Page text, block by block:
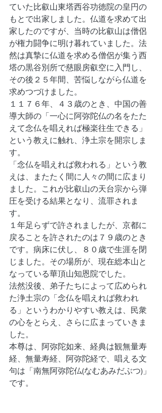
ていた比叡山東塔西谷功徳院の皇円の
もとで出家しました。仏道を求めて出
家したのですが、当時の比叡山は僧侶
が権力闘争に明け暮れていました。法
然は真摯に仏道を求める僧侶が集う西
塔の黒谷別所で慈眼房叡空に入門し、
その後２５年間、苦悩しながら仏道を
求めつづけました。
１１７６年、４３歳のとき、中国の善
導大師の「一心に阿弥陀仏の名をたた
えて念仏を唱えれば極楽往生できる」
という教えに触れ、浄土宗を開宗しま
す。
「念仏を唱えれば救われる」という教
えは、またたく間に人々の間に広まり
ました。これが比叡山の天台宗から弾
圧を受ける結果となり、流罪されま
す。
１年足らずで許されましたが、京都に
戻ることを許されたのは７９歳のとき
です。病床に伏し、８０歳で生涯を閉
じました。その場所が、現在総本山と
なっている華頂山知恩院でした。
法然没後、弟子たちによって広められ
た浄土宗の「念仏を唱えれば救われ
る」というわかりやすい教えは、民衆
の心をとらえ、さらに広まっていきま
した。
本尊は、阿弥陀如来、経典は観無量寿
経、無量寿経、阿弥陀経で、唱える文
句は「南無阿弥陀仏(なむあみだぶつ)」
です。